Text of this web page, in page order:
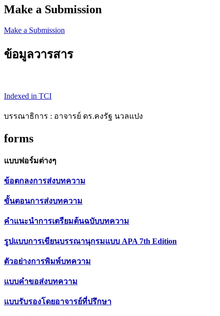
Make a Submission
Make a Submission
ข้อมูลวารสาร
Indexed in TCI
บรรณาธิการ : อาจารย์ ดร.คงรัฐ นวลแปง
forms
แบบฟอร์มต่างๆ
ข้อตกลงการส่งบทความ
ขั้นตอนการส่งบทความ
คำแนะนำการเตรียมต้นฉบับบทความ
รูปแบบการเขียนบรรณานุกรมแบบ APA 7th Edition
ตัวอย่างการพิมพ์บทความ
แบบคำขอส่งบทความ
แบบรับรองโดยอาจารย์ที่ปรึกษา